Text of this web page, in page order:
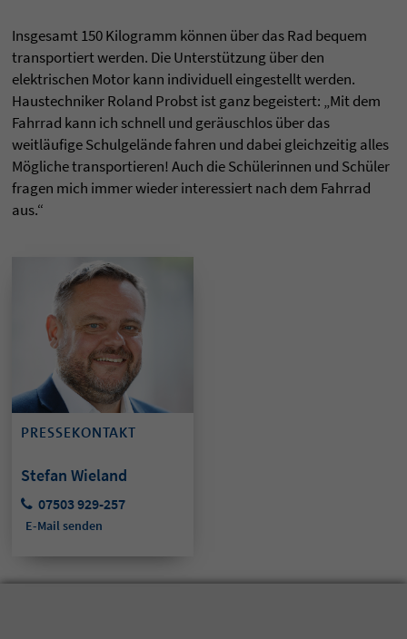
Insgesamt 150 Kilogramm können über das Rad bequem
transportiert werden. Die Unterstützung über den
elektrischen Motor kann individuell eingestellt werden.
Haustechniker Roland Probst ist ganz begeistert: „Mit dem
Fahrrad kann ich schnell und geräuschlos über das
weitläufige Schulgelände fahren und dabei gleichzeitig alles
Mögliche transportieren! Auch die Schülerinnen und Schüler
fragen mich immer wieder interessiert nach dem Fahrrad
aus.“
PRESSEKONTAKT
Stefan Wieland
07503 929-257
E-Mail senden